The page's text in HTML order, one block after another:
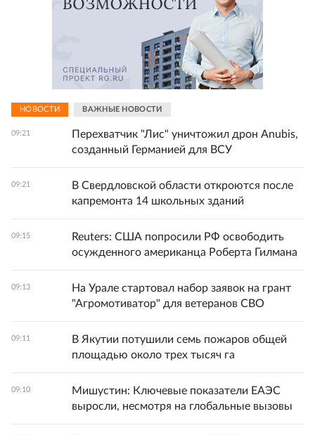
НОВОСТИ ВАЖНЫЕ НОВОСТИ
09:21
Перехватчик "Лис" уничтожил дрон Anubis,
созданный Германией для ВСУ
09:21
В Свердловской области откроются после
капремонта 14 школьных зданий
09:15
Reuters: США попросили РФ освободить
осужденного американца Роберта Гилмана
09:13
На Урале стартовал набор заявок на грант
"Агромотиватор" для ветеранов СВО
09:11
В Якутии потушили семь пожаров общей
площадью около трех тысяч га
09:10
Мишустин: Ключевые показатели ЕАЭС
выросли, несмотря на глобальные вызовы